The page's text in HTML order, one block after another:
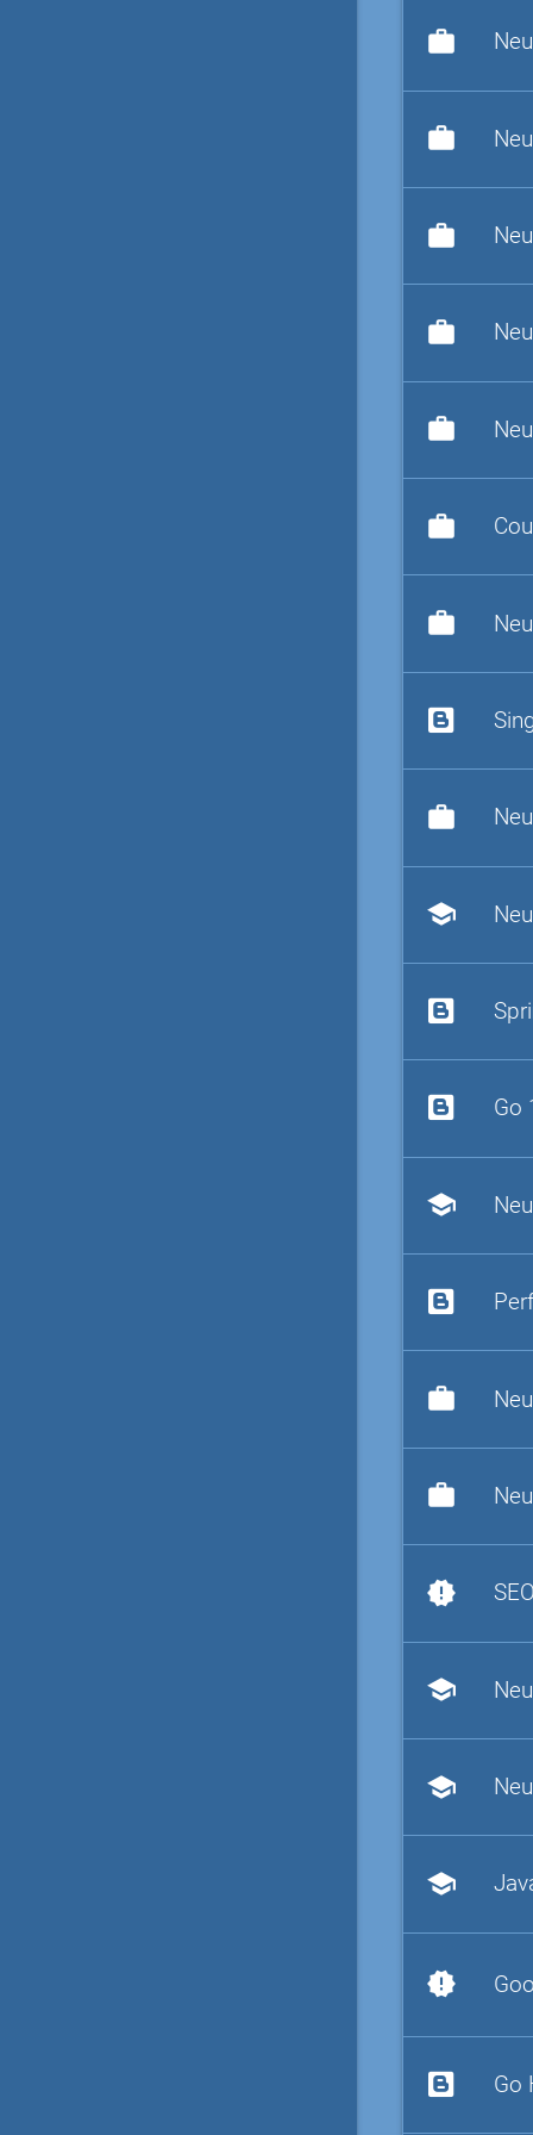
work
work
work
work
work
work
work
work
school
Go
school
work
work
new_releases
school
school
school
new_releases
Go